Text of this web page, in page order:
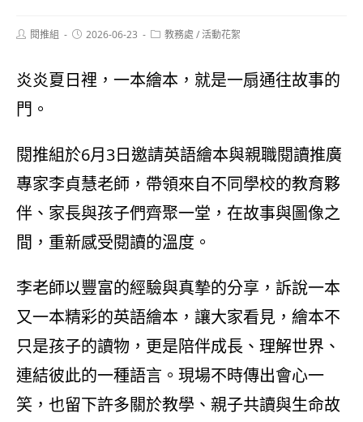
Post閱推組
Post2026-06-23
Post教務處 /活動花絮
炎炎夏日裡，一本繪本，就是一扇通往故事的
門。
閱推組於6月3日邀請英語繪本與親職閱讀推廣
專家李貞慧老師，帶領來自不同學校的教育夥
伴、家長與孩子們齊聚一堂，在故事與圖像之
間，重新感受閱讀的溫度。
李老師以豐富的經驗與真摯的分享，訴說一本
又一本精彩的英語繪本，讓大家看見，繪本不
只是孩子的讀物，更是陪伴成長、理解世界、
連結彼此的一種語言。現場不時傳出會心一
笑，也留下許多關於教學、親子共讀與生命故